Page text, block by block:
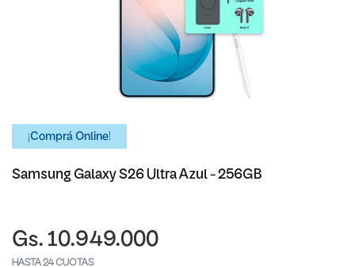
¡Comprá Online!
Samsung Galaxy S26 Ultra Azul - 256GB
Gs. 10.949.000
HASTA 24 CUOTAS